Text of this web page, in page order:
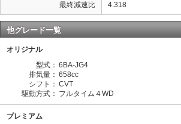
最終減速比 4.318
他グレード一覧
オリジナル
型式： 6BA-JG4
排気量： 658cc
シフト： CVT
駆動方式： フルタイム４WD
プレミアム